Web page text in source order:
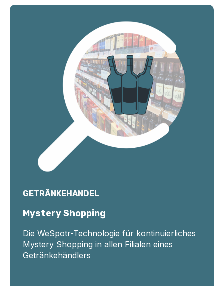
GETRÄNKEHANDEL
Mystery Shopping
Die WeSpotr-Technologie für kontinuierliches
Mystery Shopping in allen Filialen eines
Getränkehändlers